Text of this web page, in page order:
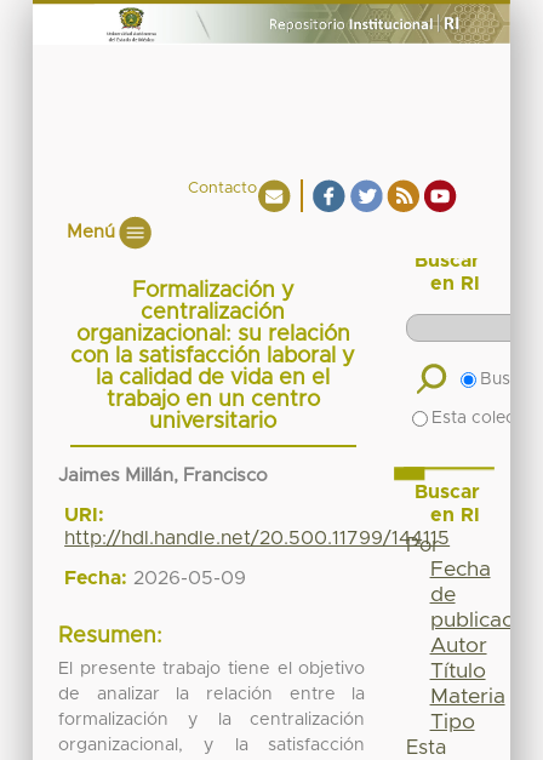
Contacto
Menú
Formalización y
centralización
organizacional: su relación
con la satisfacción laboral y
la calidad de vida en el
trabajo en un centro
universitario
Jaimes Millán, Francisco
URI:
http://hdl.handle.net/20.500.11799/144115
Fecha: 2026-05-09
Resumen:
El presente trabajo tiene el objetivo
de analizar la relación entre la
formalización y la centralización
organizacional, y la satisfacción
Buscar
en RI
Buscar
Esta
Buscar
en RI
Por
Fecha
de
publicación
Autor
Título
Materia
Tipo
Esta